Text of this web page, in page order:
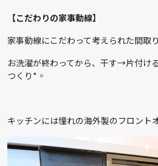
【こだわりの家事動線】
家事動線にこだわって考えられた間取り
お洗濯が終わってから、干す→片付け
つくり*◦
キッチンには憧れの海外製のフロント